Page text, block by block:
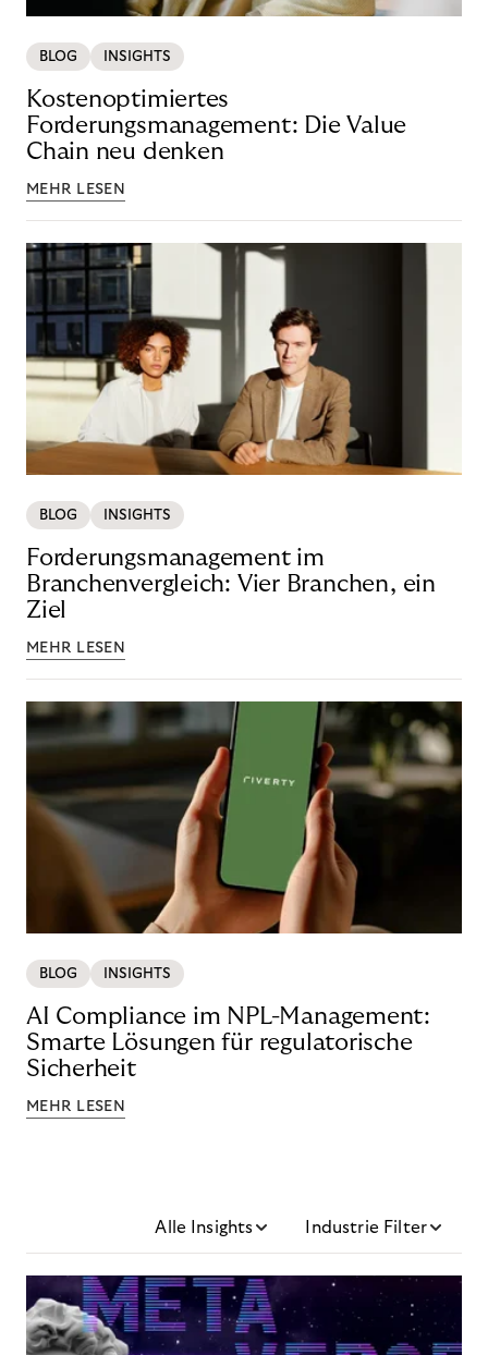
BLOG INSIGHTS
Kostenoptimiertes
Forderungsmanagement: Die Value
Chain neu denken
MEHR LESEN
BLOG INSIGHTS
Forderungsmanagement im
Branchenvergleich: Vier Branchen, ein
Ziel
MEHR LESEN
BLOG INSIGHTS
AI Compliance im NPL-Management:
Smarte Lösungen für regulatorische
Sicherheit
MEHR LESEN
Alle Insights Industrie Filter